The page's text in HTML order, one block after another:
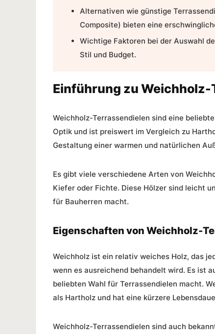
Alternativen wie günstige
Composite) bieten eine
Wichtige Faktoren bei der Auswahl
Stil und Budget.
Einführung zu
Weichholz-Terrassendielen sind eine
Optik und ist preiswert im Vergleich zu
Gestaltung einer warmen und natürlichen
Es gibt viele verschiedene Arten von
Kiefer oder Fichte. Diese Hölzer sind leicht
für Bauherren macht.
Eigenschaften von Weichholz-
Weichholz ist ein relativ weiches Holz, das
wenn es ausreichend behandelt wird. Es ist
beliebten Wahl für Terrassendielen macht.
als Hartholz und hat eine kürzere
Weichholz-Terrassendielen sind auch